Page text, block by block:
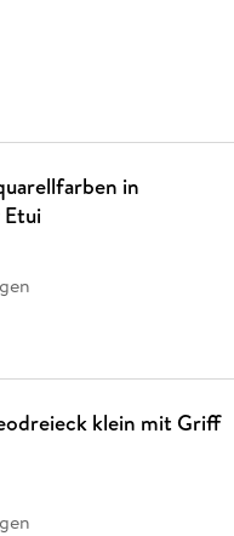
in
klein mit Griff